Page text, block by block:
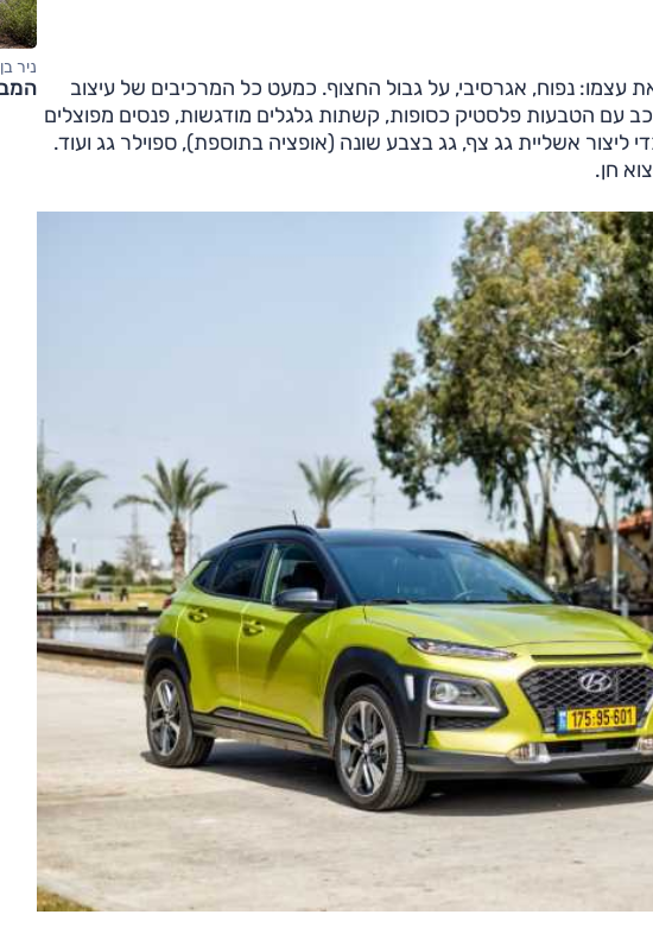
עצמו: נפוח, אגרסיבי, על גבול החצוף. כמעט כל המרכיבים של עיצוב
עם הטבעות פלסטיק כסופות, קשתות גלגלים מודגשות, פנסים מפוצלים
אשליית גג צף, גג בצבע שונה (אופציה בתוספת), ספוילר גג ועוד.
חן.
ניר בן